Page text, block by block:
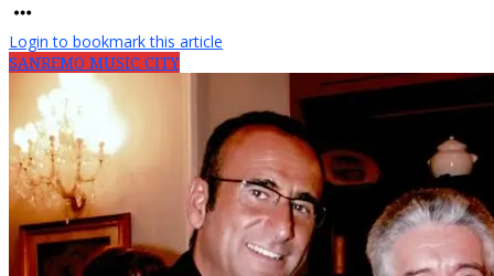
Login to bookmark this article
SANREMO MUSIC CITY